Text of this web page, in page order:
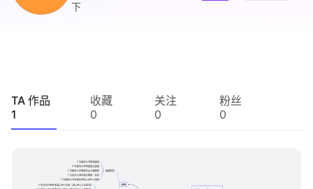
企业服务
知识分享社区
下
TA 作品
1
收藏
0
关注
0
粉丝
0